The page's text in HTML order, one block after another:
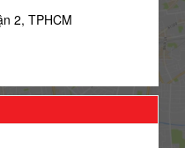
2, TPHCM